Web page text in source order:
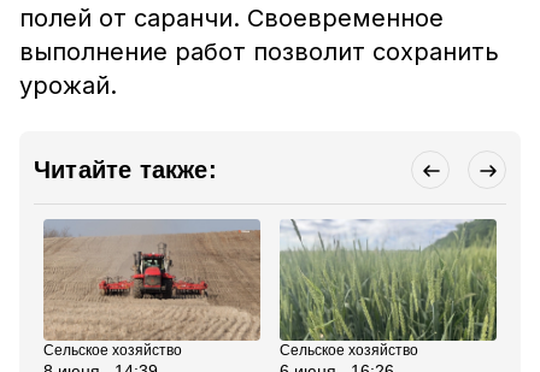
полей от саранчи. Своевременное
выполнение работ позволит сохранить
урожай.
Читайте также:
Сельское хозяйство Сельское хозяйство